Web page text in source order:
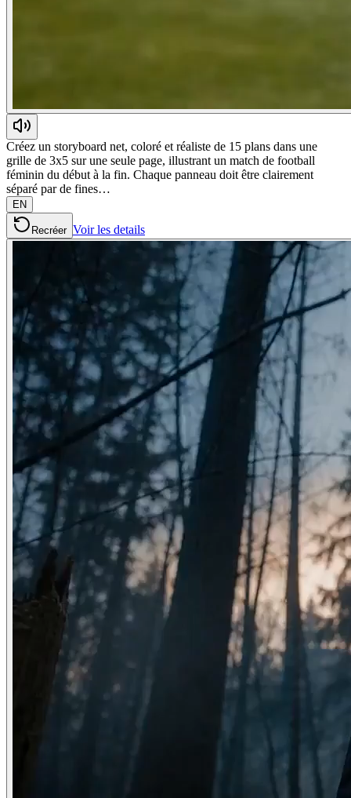
Créez un storyboard net, coloré et réaliste de 15 plans dans une
grille de 3x5 sur une seule page, illustrant un match de football
féminin du début à la fin. Chaque panneau doit être clairement
séparé par de fines…
EN
Recréer Voir les details